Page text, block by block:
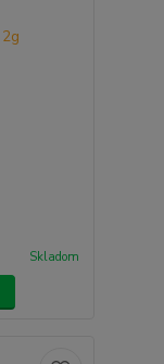
Skladom